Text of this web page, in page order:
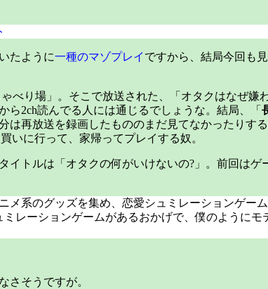
たように一種のマゾプレイ ですから、結局今回も
べり場」。そこで放送された、「オタクはなぜ嫌
2ch読んでる人には通じるでしょうな。結局、「
は再放送を録画したもののまだ見てなかったりす
いに行って、家帰ってプレイする奴。
イトルは「オタクの何がいけないの?」。前回はゲ
メ系のグッズを集め、恋愛シュミレーションゲー
レーションゲームがあるおかげで、僕のようにモ
そうですが。